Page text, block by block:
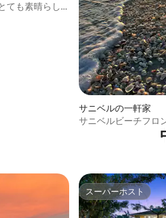
ても素晴らし
サニベルの一軒家
サニベルビーチフロ
シェリングパラダイ
。 スーパーホスト
スーパーホスト